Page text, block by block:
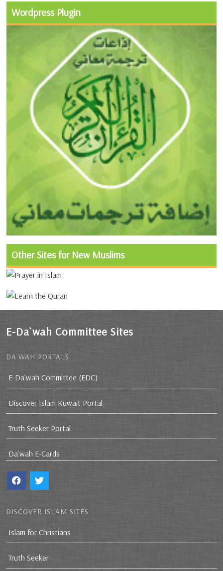
Wordpress Plugin
Other Sites for New Muslims
E-Da`wah Committee Sites
DA`WAH PORTALS
E-Da`wah Committee (EDC)
Discover Islam Kuwait Portal
Truth Seeker Portal
Da`wah E-Cards
DISCOVER ISLAM SITES
Islam for Christians
Truth Seeker